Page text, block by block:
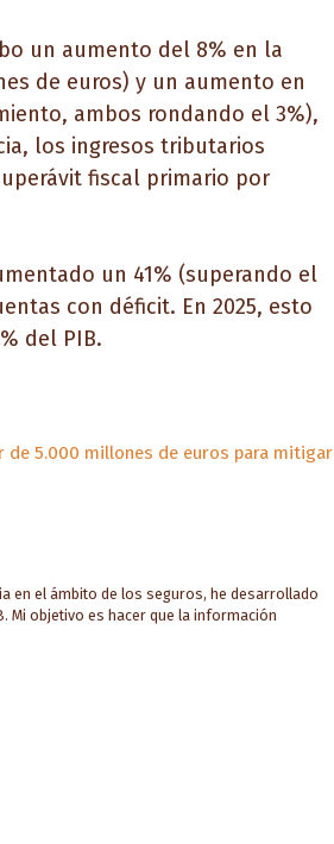
un aumento del 8% en la
de euros) y un aumento en
ambos rondando el 3%),
los ingresos tributarios
fiscal primario por
un 41% (superando el
con déficit. En 2025, esto
del PIB.
de 5.000 millones de euros para mitigar
en el ámbito de los seguros, he desarrollado
Mi objetivo es hacer que la información